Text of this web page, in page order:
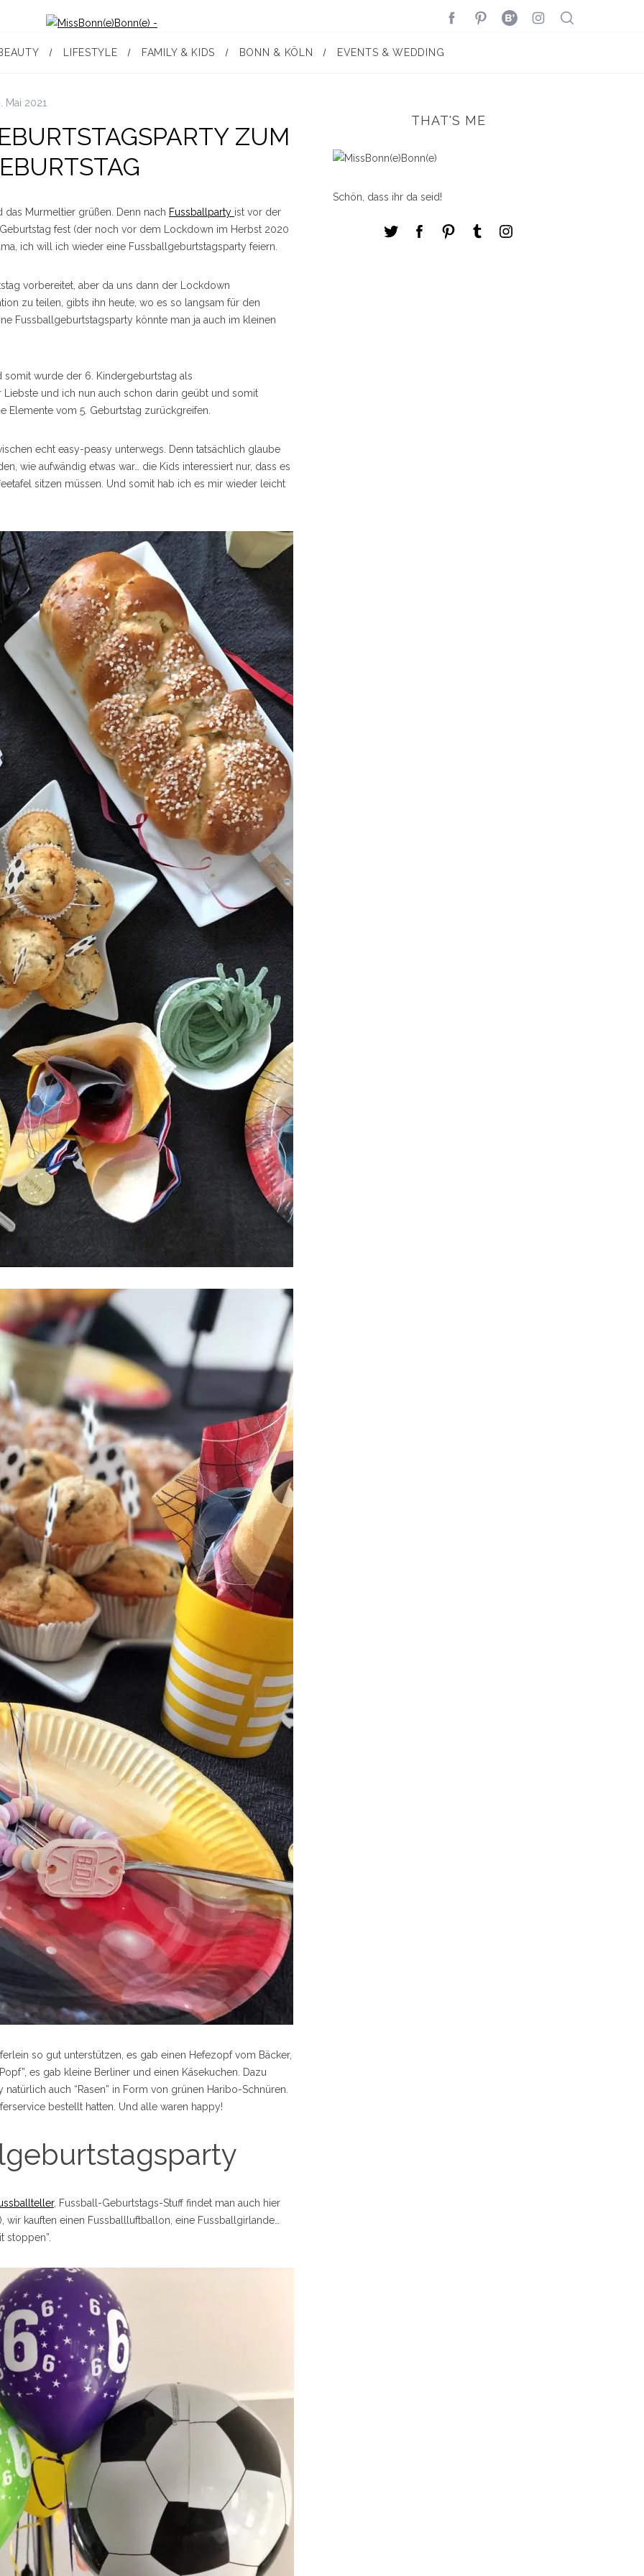
LIFESTYLE FAMILY & KIDS BONN & KÖLN EVENTS & WEDDING
Mai 2021
ZUM
Murmeltier grüßen. Denn nach Fussballparty ist vor der
fest (der noch vor dem Lockdown im Herbst 2020
ich will ich wieder eine Fussballgeburtstagsparty feiern.
vorbereitet, aber da uns dann der Lockdown
zu teilen, gibts ihn heute, wo es so langsam für den
Fussballgeburtstagsparty könnte man ja auch im kleinen
wurde der 6. Kindergeburtstag als
und ich nun auch schon darin geübt und somit
Elemente vom 5. Geburtstag zurückgreifen.
echt easy-peasy unterwegs. Denn tatsächlich glaube
wie aufwändig etwas war… die Kids interessiert nur, dass es
sitzen müssen. Und somit hab ich es mir wieder leicht
so gut unterstützen, es gab einen Hefezopf vom Bäcker,
es gab kleine Berliner und einen Käsekuchen. Dazu
auch “Rasen” in Form von grünen Haribo-Schnüren.
bestellt hatten. Und alle waren happy!
, Fussball-Geburtstags-Stuff findet man auch hier
wir kauften einen Fussballluftballon, eine Fussballgirlande…
stoppen”.
THAT'S ME
Schön, dass ihr da seid!